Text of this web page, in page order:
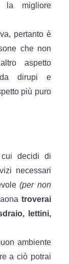
la migliore
pertanto è
che non
aspetto
dirupi e
più puro
decidi di
necessari
(per non
troverai
lettini,
ambiente
a ciò potrai